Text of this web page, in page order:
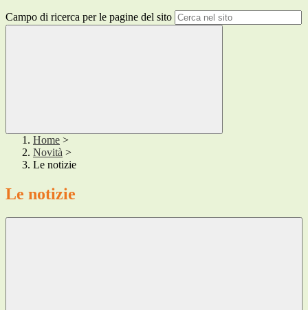
Campo di ricerca per le pagine del sito
Home >
Novità >
Le notizie
Le notizie